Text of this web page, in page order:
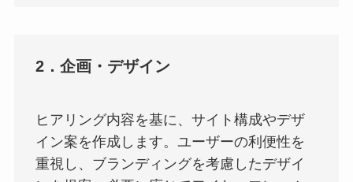
2．企画・デザイン
ヒアリング内容を基に、サイト構成やデザ
イン案を作成します。ユーザーの利便性を
重視し、ブランディングを考慮したデザイ